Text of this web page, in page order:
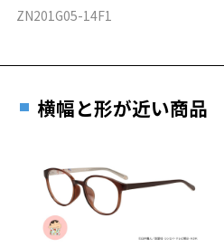
ZN201G05-14F1
横幅と形が近い商品